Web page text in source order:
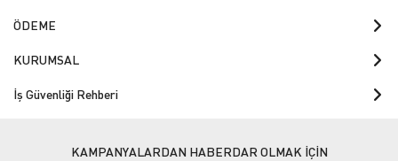
ÖDEME
KURUMSAL
İş Güvenliği Rehberi
KAMPANYALARDAN HABERDAR OLMAK İÇİN